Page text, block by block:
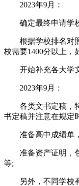
2023年9月：
确定最终申请学校
根据学校排名对照
校需要1400分以上，
开始补充各大学文
2023年9月：
各类文书定稿，特
书定稿并注意在规定
准备高中成绩单，
准备资产证明，包
等;
另外，不同学校有